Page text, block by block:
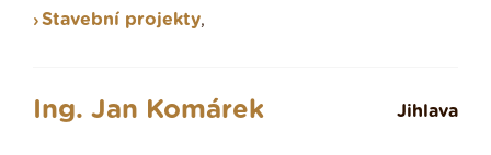
Stavební projekty,
Ing. Jan Komárek Jihlava